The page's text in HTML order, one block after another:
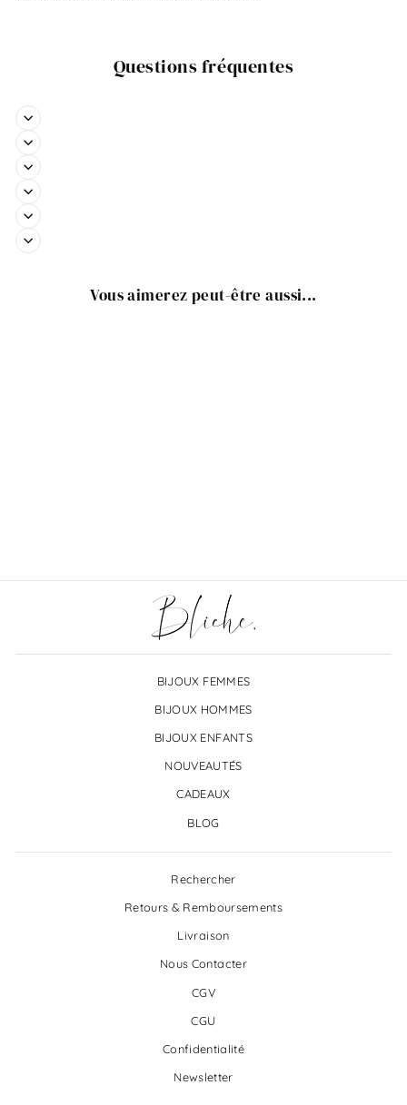
Questions fréquentes
Vous aimerez peut-être aussi...
BIJOUX FEMMES
BIJOUX HOMMES
BIJOUX ENFANTS
NOUVEAUTÉS
CADEAUX
BLOG
Rechercher
Retours & Remboursements
Livraison
Nous Contacter
CGV
CGU
Confidentialité
Newsletter